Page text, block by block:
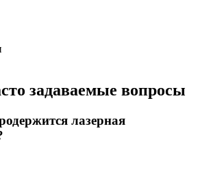
задаваемые вопросы
лазерная